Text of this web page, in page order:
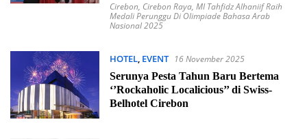
Cirebon, Cirebon Raya, MI Tahfidz Alhaniif Raih
Medali Perunggu Di Olimpiade Bahasa Arab
Nasional 2025
HOTEL, EVENT
16 November 2025
Serunya Pesta Tahun Baru Bertema
‘’Rockaholic Localicious’’ di Swiss-
Belhotel Cirebon